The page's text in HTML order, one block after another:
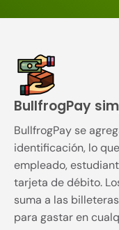
BullfrogPay
BullfrogPay se
identificación, lo
empleado,
tarjeta de débito.
suma a las
para gastar en